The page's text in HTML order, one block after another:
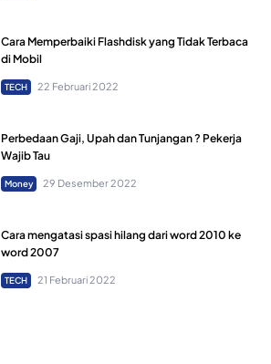
Cara Memperbaiki Flashdisk yang Tidak Terbaca
di Mobil
TECH 22 Februari 2022
Perbedaan Gaji, Upah dan Tunjangan ? Pekerja
Wajib Tau
Money 29 Desember 2022
Cara mengatasi spasi hilang dari word 2010 ke
word 2007
TECH 21 Februari 2022